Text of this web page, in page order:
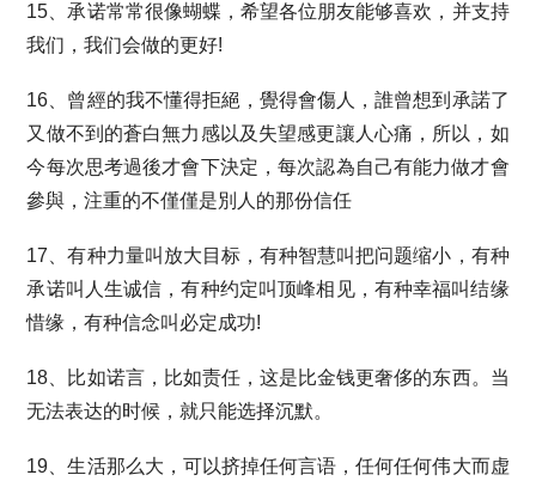
15、承诺常常很像蝴蝶，希望各位朋友能够喜欢，并支持
我们，我们会做的更好!
16、曾經的我不懂得拒絕，覺得會傷人，誰曾想到承諾了
又做不到的蒼白無力感以及失望感更讓人心痛，所以，如
今每次思考過後才會下決定，每次認為自己有能力做才會
參與，注重的不僅僅是別人的那份信任
17、有种力量叫放大目标，有种智慧叫把问题缩小，有种
承诺叫人生诚信，有种约定叫顶峰相见，有种幸福叫结缘
惜缘，有种信念叫必定成功!
18、比如诺言，比如责任，这是比金钱更奢侈的东西。当
无法表达的时候，就只能选择沉默。
19、生活那么大，可以挤掉任何言语，任何任何伟大而虚